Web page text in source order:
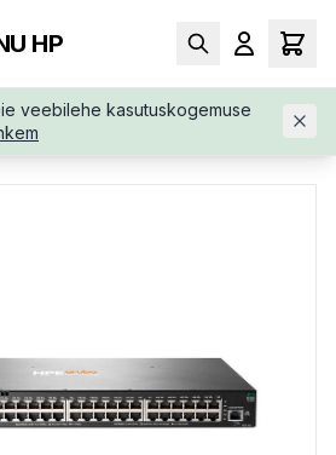
HP
veebilehe kasutuskogemuse
ARUBA-2930F-48G-POE-4SFP-JL256A